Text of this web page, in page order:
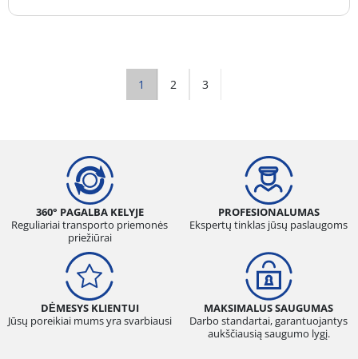
1 2 3
360° PAGALBA KELYJE
Reguliariai transporto priemonės
priežiūrai
PROFESIONALUMAS
Ekspertų tinklas jūsų paslaugoms
DĖMESYS KLIENTUI
Jūsų poreikiai mums yra svarbiausi
MAKSIMALUS SAUGUMAS
Darbo standartai, garantuojantys
aukščiausią saugumo lygį.